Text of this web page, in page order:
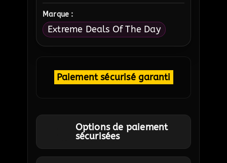
Marque :
Extreme Deals Of The Day
Paiement sécurisé garanti
Options de paiement
sécurisées